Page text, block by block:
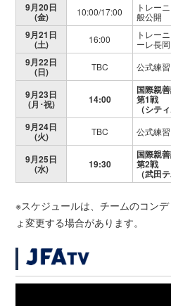
9月20日
(金) 10:00/17:00
トレー
般公開
9月21日
(土) 16:00
トレー
ーレ長
9月22日
(日) TBC 公式練
9月23日
(月･祝) 14:00
国際親
第1戦
（シテ
9月24日
(火) TBC 公式練
9月25日
(水) 19:30
国際親
第2戦
（武田
※スケジュールは、チームのコン
ょ変更する場合があります。